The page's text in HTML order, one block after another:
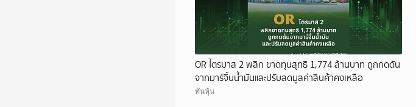
OR ไตรมาส 2 พลิก ขาดทุนสุทธิ 1,774 ล้านบาท ถูกกดดัน
จากมาร์จิ้นน้ำมันและปรับลดมูลค่าสินค้าคงเหลือ
ทันหุ้น